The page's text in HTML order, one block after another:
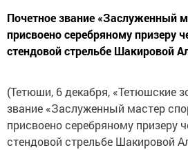
Почетное звание «Заслуженный
присвоено серебряному призеру
стендовой стрельбе Шакировой
(Тетюши, 6 декабря, «Тетюшские
звание «Заслуженный мастер
присвоено серебряному призеру
стендовой стрельбе Шакировой